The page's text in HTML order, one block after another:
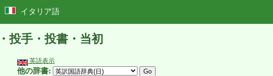
イタリア語
投手・投書・当初
英語表示
他の辞書: